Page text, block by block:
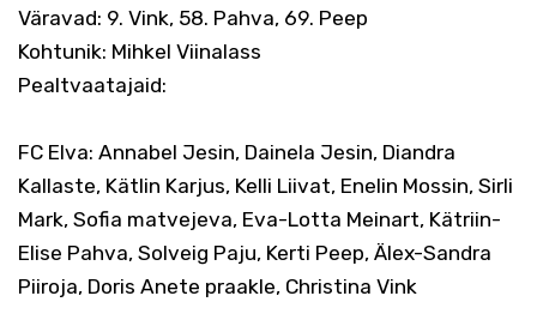
Väravad: 9. Vink, 58. Pahva, 69. Peep
Kohtunik: Mihkel Viinalass
Pealtvaatajaid:
FC Elva: Annabel Jesin, Dainela Jesin, Diandra
Kallaste, Kätlin Karjus, Kelli Liivat, Enelin Mossin, Sirli
Mark, Sofia matvejeva, Eva-Lotta Meinart, Kätriin-
Elise Pahva, Solveig Paju, Kerti Peep, Älex-Sandra
Piiroja, Doris Anete praakle, Christina Vink